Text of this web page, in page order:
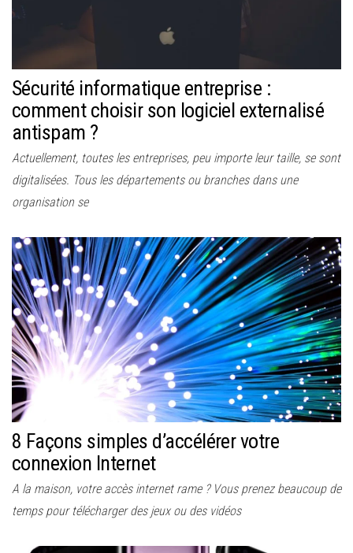
Sécurité informatique entreprise :
comment choisir son logiciel externalisé
antispam ?
Actuellement, toutes les entreprises, peu importe leur taille, se sont
digitalisées. Tous les départements ou branches dans une
organisation se
8 Façons simples d’accélérer votre
connexion Internet
A la maison, votre accès internet rame ? Vous prenez beaucoup de
temps pour télécharger des jeux ou des vidéos